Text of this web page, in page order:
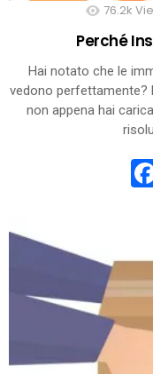
76.2k
Perché
Hai notato che le
vedono perfettamente?
non appena hai